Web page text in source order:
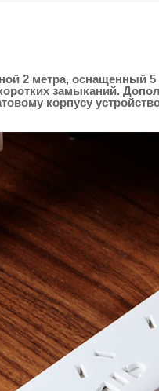
2 метра, оснащенный 5
замыканий.
корпусу